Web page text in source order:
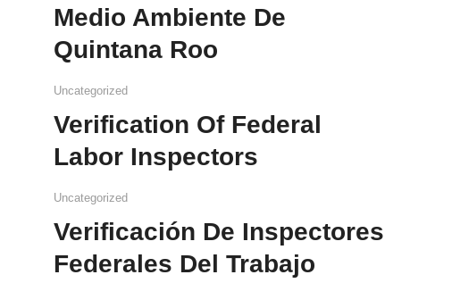
Medio Ambiente De
Quintana Roo
Uncategorized
Verification Of Federal
Labor Inspectors
Uncategorized
Verificación De Inspectores
Federales Del Trabajo